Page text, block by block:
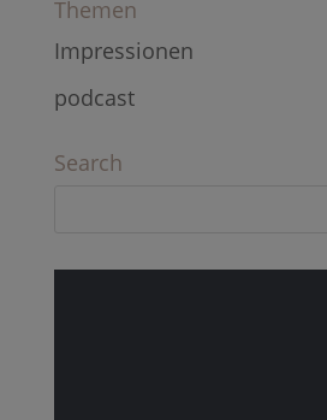
Themen
Impressionen
podcast
Search